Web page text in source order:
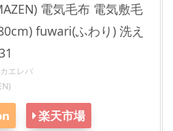
電気毛布 電気敷毛
fuwari(ふわり) 洗え
カエレバ
楽天市場